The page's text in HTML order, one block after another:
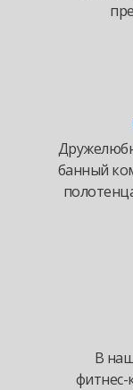
В
фитнес-
банный